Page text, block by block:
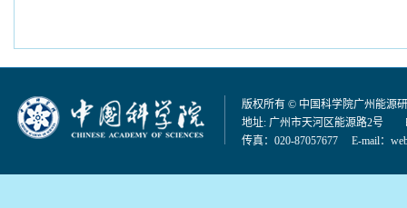
版权所有 © 中国科学院广州能源
地址: 广州市天河区能源路2号
传真：020-87057677 E-mail：